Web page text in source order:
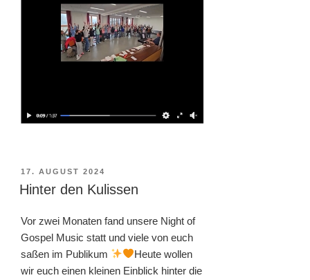
VERÖFFENTLICHT
AM
17. AUGUST 2024
Hinter den Kulissen
Vor zwei Monaten fand unsere Night of
Gospel Music statt und viele von euch
saßen im Publikum
Heute wollen
wir euch einen kleinen Einblick hinter die